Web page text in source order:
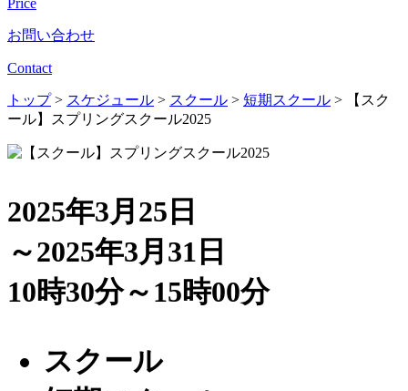
Price
お問い合わせ
Contact
トップ> スケジュール > スクール > 短期スクール >
【スク
ール】スプリングスクール2025
2025年3月25日
～2025年3月31日
10時30分～15時00分
スクール